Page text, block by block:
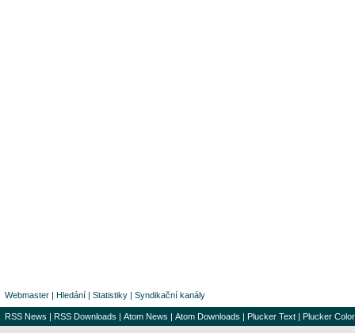
Webmaster | Hledání | Statistiky | Syndikační kanály
RSS News | RSS Downloads | Atom News | Atom Downloads | Plucker Text | Plucker Color